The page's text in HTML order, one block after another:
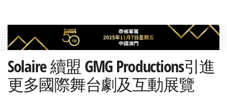
Solaire 續盟 GMG Productions引進
更多國際舞台劇及互動展覽